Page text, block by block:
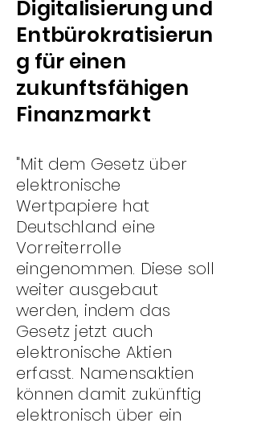
Digitalisierung und
Entbürokratisierun
g für einen
zukunftsfähigen
Finanzmarkt
"Mit dem Gesetz über
elektronische
Wertpapiere hat
Deutschland eine
Vorreiterrolle
eingenommen. Diese soll
weiter ausgebaut
werden, indem das
Gesetz jetzt auch
elektronische Aktien
erfasst. Namensaktien
können damit zukünftig
elektronisch über ein